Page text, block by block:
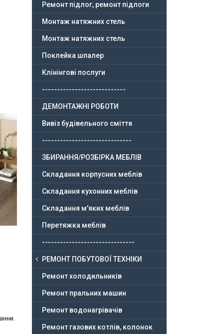
Ремонт підлог, ремонт підлоги
Монтаж натяжних стель
Монтаж натяжних стель
Поклейка шпалер
Клінінгові послуги
----------------------------
ДЕМОНТАЖНІ РОБОТИ
Вивіз будівельного сміття
------------------------------
ЗБИРАННЯ/РОЗБІРКА МЕБЛІВ
Складання корпусних меблів
Складання кухонних меблів
Складання м'яких меблів
Перетяжка меблів
-------------------------------
РЕМОНТ ПОБУТОВОЇ ТЕХНІКИ
Ремонт холодильників
Ремонт пральних машин
Ремонт водонагрівачів
Ремонт газових котлів, колонок